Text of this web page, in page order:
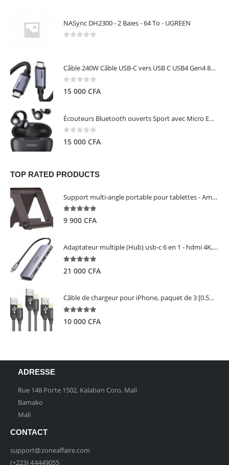
NASync DH2300 - 2 Baies - 64 To - UGREEN
Câble 240W Câble USB-C vers USB C USB4 Gen4 80Gbps pour Thunderbolt 5/4/3, Premium 18K double écran triple 4K PD3.1 - UGREEN
0 out of 5
15 000 CFA
Écouteurs Bluetooth ouverts Sport avec Micro ENC IPX5 – HiTune S3 UGREEN 45785
0 out of 5
15 000 CFA
TOP RATED PRODUCTS
Support multi-angle portable pour tablettes - Amazon Basics
5.00out of 5
9 900 CFA
Adaptateur multiple (Hub) usb-c 6 en 1 - hdmi 4K, 3 ports USB 3.0 et lecteur de carte sd tf - UGREEN
5.00out of 5
21 000 CFA
Câble de chargeur pour iPhone, paquet de 3 [0.5M 1M 2M] - GIANAC
5.00out of 5
10 000 CFA
ADRESSE
Rue 148 Porte 1502, Kalaban Coro, Mali
Bamako
Mali
CONTACT
support@zoneaffaire.com
(+223) 44449055